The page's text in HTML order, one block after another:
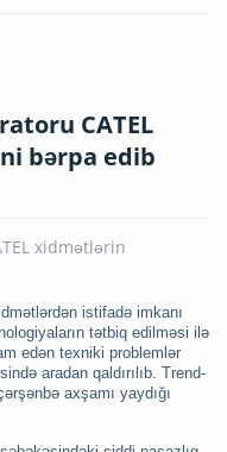
CATEL
bərpa edib
istifadə imkanı
tətbiq edilməsi ilə
edən texniki problemlər
aradan qaldırılıb. Trend-
axşamı yaydığı